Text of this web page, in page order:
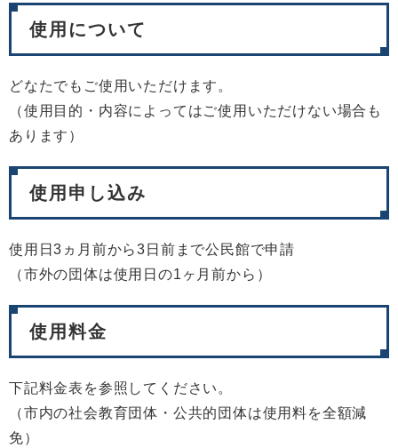
使用について
どなたでもご使用いただけます。
（使用目的・内容によってはご使用いただけない場合も
あります）
使用申し込み
使用日3ヵ月前から3日前まで公民館で申請
（市外の団体は使用日の1ヶ月前から）
使用料金
下記料金表を参照してください。
（市内の社会教育団体・公共的団体は使用料を全額減
免）